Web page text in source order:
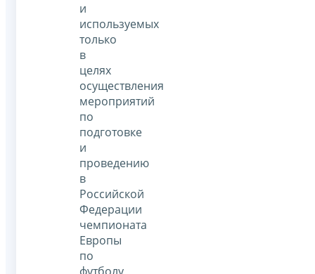
и
используемых
только
в
целях
осуществления
мероприятий
по
подготовке
и
проведению
в
Российской
Федерации
чемпионата
Европы
по